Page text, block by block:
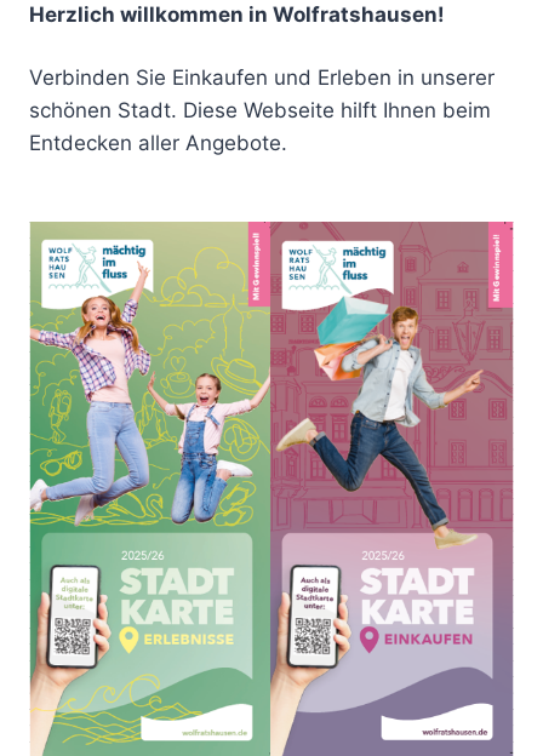
Herzlich willkommen in Wolfratshausen!
Verbinden Sie Einkaufen und Erleben in unserer
schönen Stadt. Diese Webseite hilft Ihnen beim
Entdecken aller Angebote.